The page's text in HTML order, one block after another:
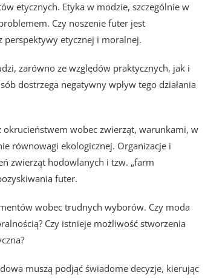
etycznych. Etyka w modzie, szczególnie w
Czy noszenie futer jest
perspektywy etycznej i moralnej.
zarówno ze względów praktycznych, jak i
dostrzega negatywny wpływ tego działania
wobec zwierząt, warunkami, w
równowagi ekologicznej. Organizacje i
zwierząt hodowlanych i tzw. „farm
futer.
wobec trudnych wyborów. Czy moda
Czy istnieje możliwość stworzenia
muszą podjąć świadome decyzje, kierując